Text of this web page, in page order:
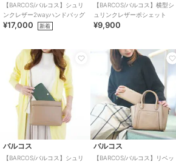
【BARCOS/バルコス】シュリ
ンクレザー2wayハンドバッグ
¥17,000 新着
【BARCOS/バルコス】横型シ
ュリンクレザーポシェット
¥9,900
バルコス
【BARCOS/バルコス】シュリ
バルコス
【BARCOS/バルコス】リベッ